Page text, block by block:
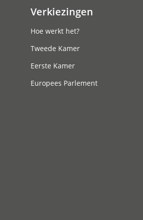
Verkiezingen
Hoe werkt het?
Tweede Kamer
Eerste Kamer
Europees Parlement